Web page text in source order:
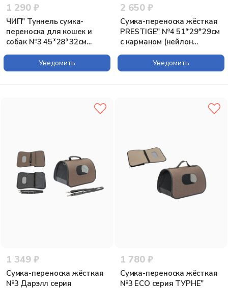
1 290 ₽
ЧИП" Туннель сумка-
переноска для кошек и
собак №3 45*28*32см
(нейлон)"
Уведомить
2 650 ₽
Сумка-переноска жёсткая
PRESTIGE" №4 51*29*29см
с карманом (нейлон
Жаккард, пластик)
Уведомить
1 349 ₽
Сумка-переноска жёсткая
№3 Дарэлл серия
1 780 ₽
Сумка-переноска жёсткая
№3 ECO серия ТУРНЕ"